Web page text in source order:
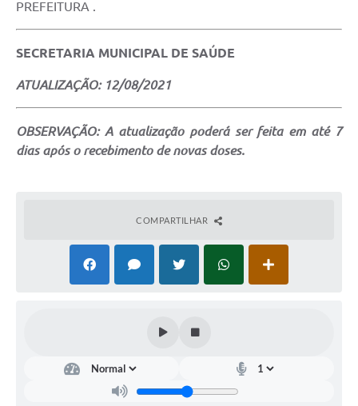
PREFEITURA .
SECRETARIA MUNICIPAL DE SAÚDE
ATUALIZAÇÃO: 12/08/2021
OBSERVAÇÃO: A atualização poderá ser feita em até 7
dias após o recebimento de novas doses.
COMPARTILHAR